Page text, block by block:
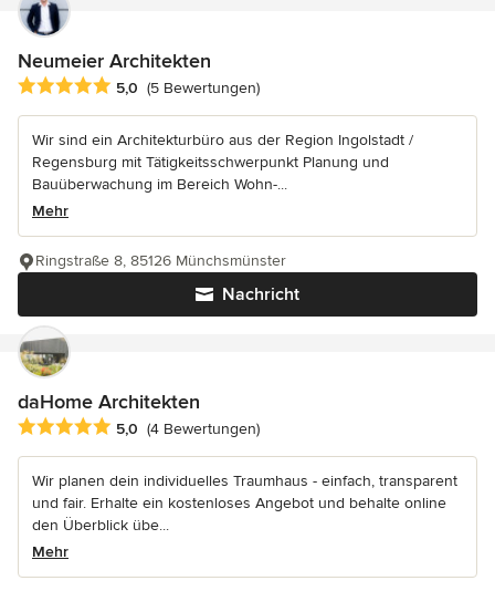
Neumeier Architekten
Durchschnittliche Bewertung: 5 von 5 Sternen
5,0 (5 Bewertungen)
Wir sind ein Architekturbüro aus der Region Ingolstadt /
Regensburg mit Tätigkeitsschwerpunkt Planung und
Bauüberwachung im Bereich Wohn-...
Mehr
Nachricht
Ringstraße 8, 85126 Münchsmünster
daHome Architekten
Durchschnittliche Bewertung: 5 von 5 Sternen
5,0 (4 Bewertungen)
Wir planen dein individuelles Traumhaus - einfach, transparent
und fair. Erhalte ein kostenloses Angebot und behalte online
den Überblick übe...
Mehr